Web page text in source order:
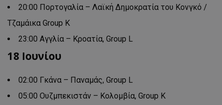
20:00 Πορτογαλία – Λαϊκή Δημοκρατία του Κονγκό /
Τζαμάικα Group K
23:00 Αγγλία – Κροατία, Group L
18 Ιουνίου
02:00 Γκάνα – Παναμάς, Group L
05:00 Ουζμπεκιστάν – Κολομβία, Group K